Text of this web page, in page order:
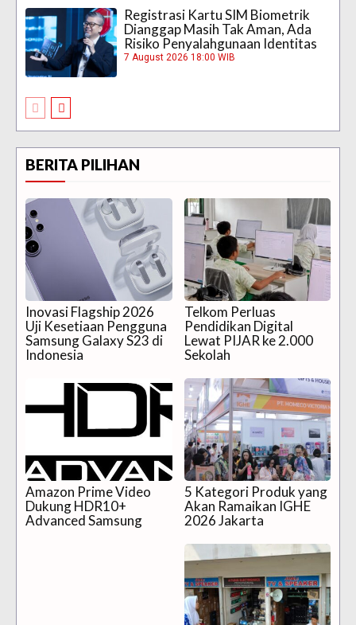
Registrasi Kartu SIM Biometrik
Dianggap Masih Tak Aman, Ada
Risiko Penyalahgunaan Identitas
7 August 2026 18:00 WIB
BERITA PILIHAN
Inovasi Flagship 2026
Uji Kesetiaan Pengguna
Samsung Galaxy S23 di
Indonesia
Telkom Perluas
Pendidikan Digital
Lewat PIJAR ke 2.000
Sekolah
Amazon Prime Video
Dukung HDR10+
Advanced Samsung
5 Kategori Produk yang
Akan Ramaikan IGHE
2026 Jakarta